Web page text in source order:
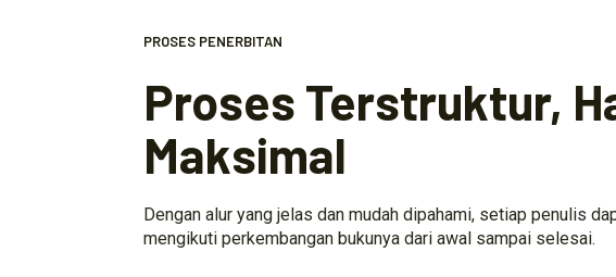
PROSES PENERBITAN
Proses Terstruktur,
Maksimal
Dengan alur yang jelas dan mudah dipahami, setiap penulis
mengikuti perkembangan bukunya dari awal sampai selesai.